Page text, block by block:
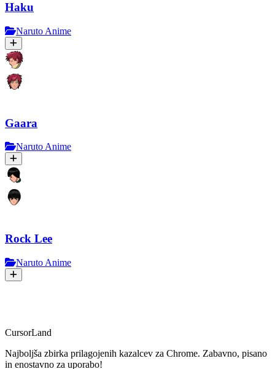
Haku
Naruto Anime
Gaara
Naruto Anime
Rock Lee
Naruto Anime
CursorLand
Najboljša zbirka prilagojenih kazalcev za Chrome. Zabavno, pisano
in enostavno za uporabo!